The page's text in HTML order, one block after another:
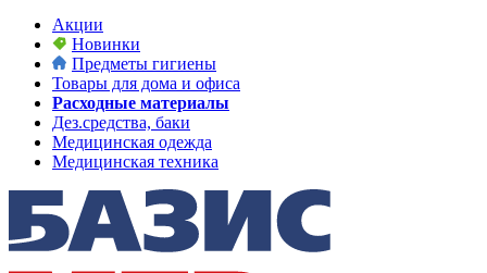
Акции
Новинки
Предметы гигиены
Товары для дома и офиса
Расходные материалы
Дез.средства, баки
Медицинская одежда
Медицинская техника